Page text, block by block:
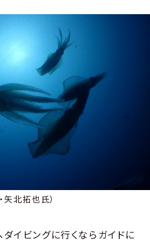
矢北拓也氏）
イビングに行くならガイドに